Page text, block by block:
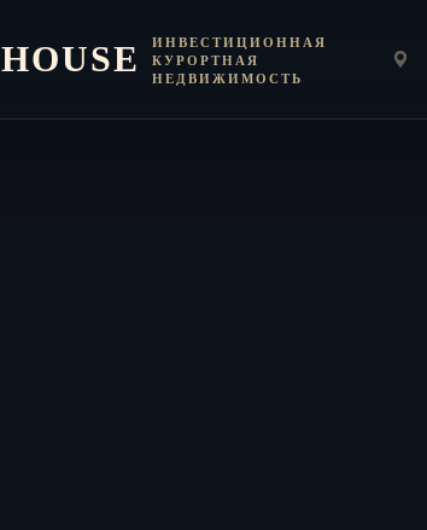
HOUSE
ИНВЕСТИЦИОННАЯ
КУРОРТНАЯ
НЕДВИЖИМОСТЬ